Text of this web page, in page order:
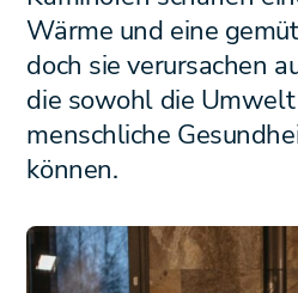
Wärme und eine
doch sie verursachen
die sowohl die
menschliche
können.